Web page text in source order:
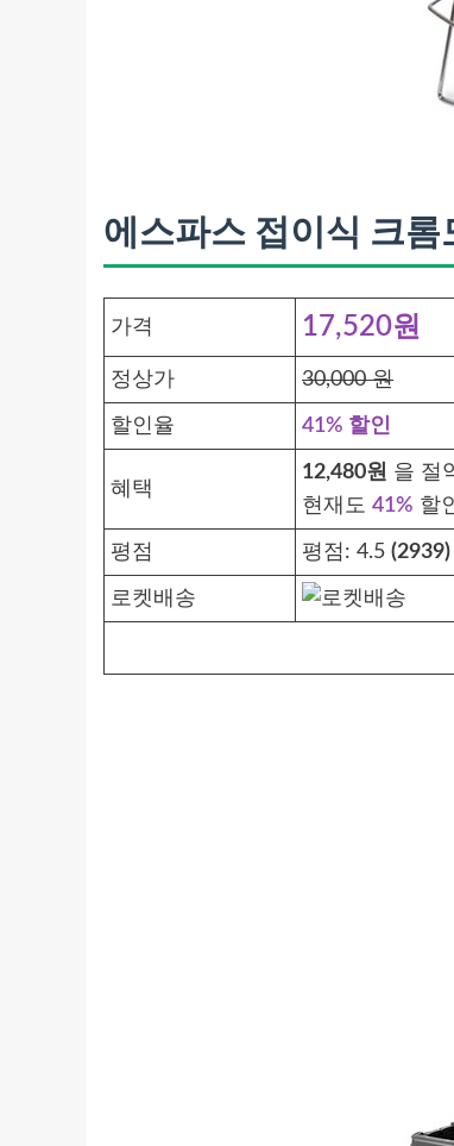
에스파스 접이식 크롬
가격 17,520원
정상가 30,000 원
할인율 41% 할인
혜택
12,480원 을 절
현재도 41% 할
평점 평점: 4.5 (2939)
로켓배송